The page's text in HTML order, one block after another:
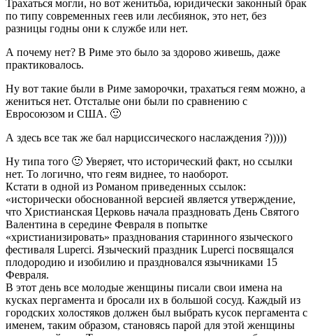
Трахаться могли, но вот женитьба, юридически законный брак
по типу современных геев или лесбиянок, это нет, без
разницы годны они к службе или нет.
А почему нет? В Риме это было за здорово живешь, даже
практиковалось.
Ну вот такие были в Риме заморочки, трахаться геям можно, а
жениться нет. Отсталые они были по сравнению с
Евросоюзом и США. 🙂
А здесь все так же бал нарциссического наслаждения ?)))))
Ну типа того 🙂 Уверяет, что исторический факт, но ссылки
нет. То логично, что геям виднее, то наоборот.
Кстати в одной из Романом приведенных ссылок:
«исторически обоснованной версией является утверждение,
что Христианская Церковь начала праздновать День Святого
Валентина в середине Февраля в попытке
«христианизировать» празднования старинного языческого
фестиваля Luperci. Языческий праздник Luperci посвящался
плодородию и изобилию и праздновался язычниками 15
Февраля.
В этот день все молодые женщины писали свои имена на
кусках пергамента и бросали их в большой сосуд. Каждый из
городских холостяков должен был выбрать кусок пергамента с
именем, таким образом, становясь парой для этой женщины